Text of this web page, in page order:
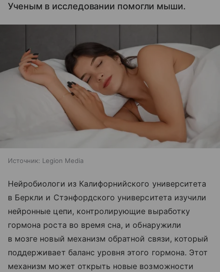
Ученым в исследовании помогли мыши.
Источник: Legion Media
Нейробиологи из Калифорнийского университета
в Беркли и Стэнфордского университета изучили
нейронные цепи, контролирующие выработку
гормона роста во время сна, и обнаружили
в мозге новый механизм обратной связи, который
поддерживает баланс уровня этого гормона. Этот
механизм может открыть новые возможности